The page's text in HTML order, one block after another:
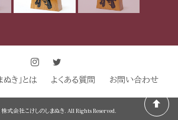
ぬき」とは よくある質問 お問い合わせ
式会社こけしのしまぬき. All Rights Reserved.